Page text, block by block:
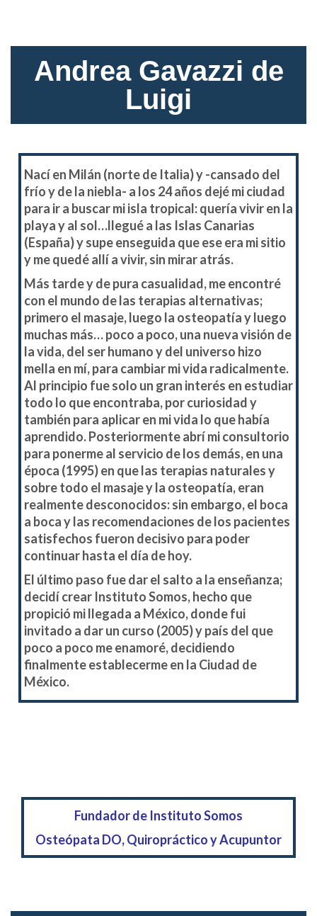
Andrea Gavazzi de
Luigi
Nací en Milán (norte de Italia) y -cansado del
frío y de la niebla- a los 24 años dejé mi ciudad
para ir a buscar mi isla tropical: quería vivir en la
playa y al sol…llegué a las Islas Canarias
(España) y supe enseguida que ese era mi sitio
y me quedé allí a vivir, sin mirar atrás.
Más tarde y de pura casualidad, me encontré
con el mundo de las terapias alternativas;
primero el masaje, luego la osteopatía y luego
muchas más… poco a poco, una nueva visión de
la vida, del ser humano y del universo hizo
mella en mí, para cambiar mi vida radicalmente.
Al principio fue solo un gran interés en estudiar
todo lo que encontraba, por curiosidad y
también para aplicar en mi vida lo que había
aprendido. Posteriormente abrí mi consultorio
para ponerme al servicio de los demás, en una
época (1995) en que las terapias naturales y
sobre todo el masaje y la osteopatía, eran
realmente desconocidos: sin embargo, el boca
a boca y las recomendaciones de los pacientes
satisfechos fueron decisivo para poder
continuar hasta el día de hoy.
El último paso fue dar el salto a la enseñanza;
decidí crear Instituto Somos, hecho que
propició mi llegada a México, donde fui
invitado a dar un curso (2005) y país del que
poco a poco me enamoré, decidiendo
finalmente establecerme en la Ciudad de
México.
Fundador de Instituto Somos
Osteópata DO, Quiropráctico y Acupuntor